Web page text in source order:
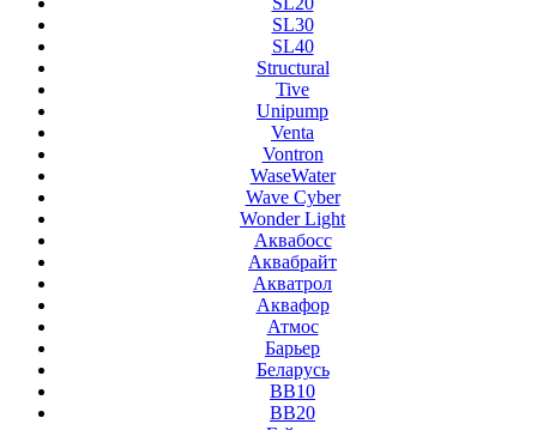
SL30
SL40
Structural
Tive
Unipump
Venta
Vontron
WaseWater
Wave Cyber
Wonder Light
Аквабосс
Аквабрайт
Акватрол
Аквафор
Атмос
Барьер
Беларусь
ВВ10
ВВ20